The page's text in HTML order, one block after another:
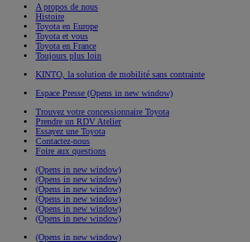
A propos de nous
Histoire
Toyota en Europe
Toyota et vous
Toyota en France
Toujours plus loin
KINTO, la solution de mobilité sans contrainte
Espace Presse (Opens in new window)
Trouvez votre concessionnaire Toyota
Prendre un RDV Atelier
Essayez une Toyota
Contactez-nous
Foire aux questions
(Opens in new window)
(Opens in new window)
(Opens in new window)
(Opens in new window)
(Opens in new window)
(Opens in new window)
(Opens in new window)